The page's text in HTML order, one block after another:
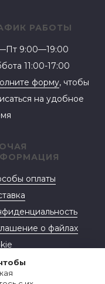
РАБОТЫ
9:00—19:00
11:00-17:00
форму, чтобы
на удобное
оплаты
о файлах
оферта